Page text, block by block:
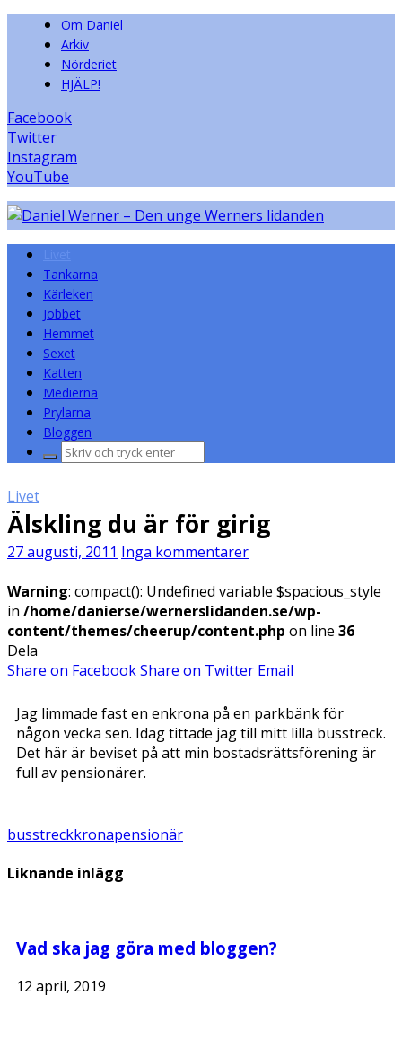
Om Daniel
Arkiv
Nörderiet
HJÄLP!
Facebook
Twitter
Instagram
YouTube
Tankarna
Kärleken
Jobbet
Hemmet
Sexet
Katten
Medierna
Prylarna
Bloggen
Sök
Livet
Älskling du är för girig
27 augusti, 2011 Inga kommentarer
Warning: compact(): Undefined variable $spacious_style
in /home/danierse/wernerslidanden.se/wp-
content/themes/cheerup/content.php on line 36
Dela
Share on FacebookShare on Twitter Email
Jag limmade fast en enkrona på en parkbänk för
någon vecka sen. Idag tittade jag till mitt lilla busstreck.
Det här är beviset på att min bostadsrättsförening är
full av pensionärer.
busstreckkronapensionär
Liknande inlägg
Vad ska jag göra med bloggen?
12 april, 2019